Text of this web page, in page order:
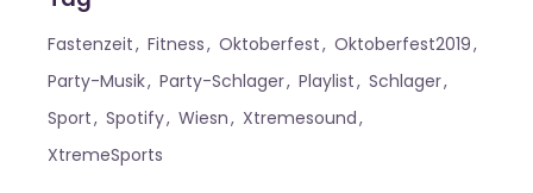
Fastenzeit Fitness Oktoberfest
Oktoberfest2019
Party-Musik
Party-Schlager Playlist
Schlager
Sport
Spotify Wiesn
Xtremesound
XtremeSports